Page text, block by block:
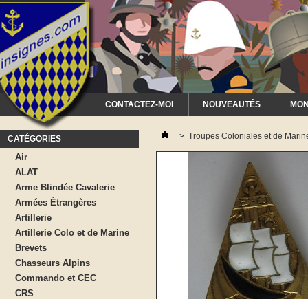
CONTACTEZ-MOI NOUVEAUTÉS
CATÉGORIES
Air
ALAT
Arme Blindée Cavalerie
Armées Étrangères
Artillerie
Artillerie Colo et de Marine
Brevets
Chasseurs Alpins
Commando et CEC
CRS
> Troupes Coloniales et de